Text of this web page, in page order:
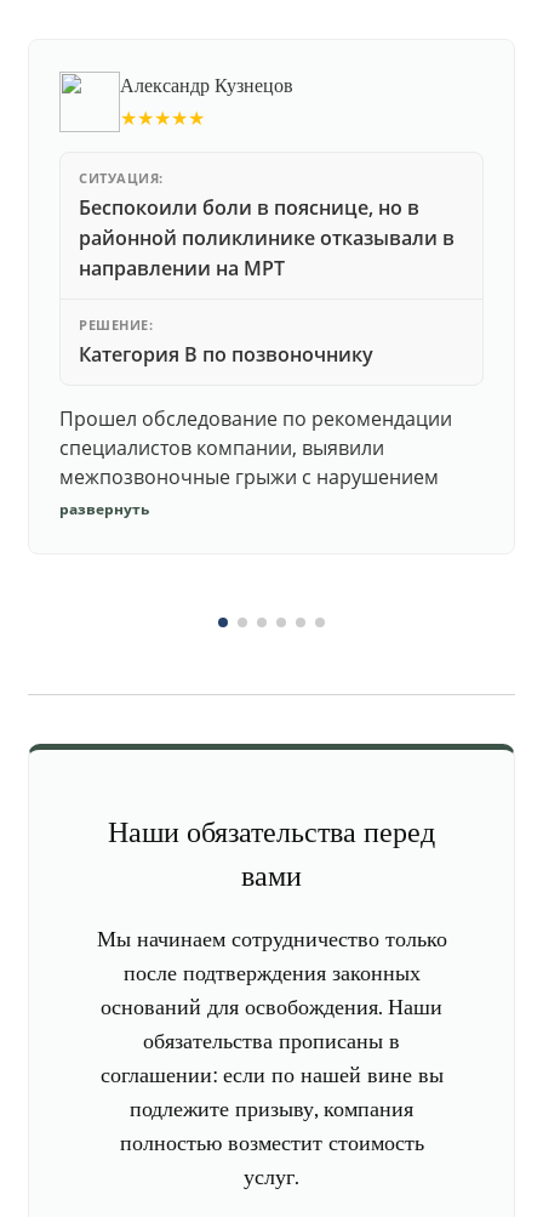
Александр Кузнецов
★★★★★
СИТУАЦИЯ:
Беспокоили боли в пояснице, но в
районной поликлинике отказывали в
направлении на МРТ
РЕШЕНИЕ:
Категория В по позвоночнику
Прошел обследование по рекомендации
специалистов компании, выявили
межпозвоночные грыжи с нарушением
функций. Юристы подготовили документы,
развернуть
Наши обязательства перед
вами
Мы начинаем сотрудничество только
после подтверждения законных
оснований для освобождения. Наши
обязательства прописаны в
соглашении: если по нашей вине вы
подлежите призыву, компания
полностью возместит стоимость
услуг.